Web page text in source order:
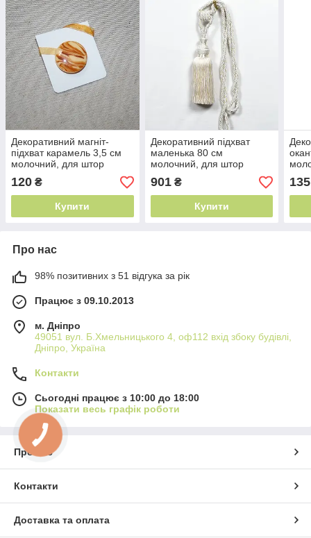
Декоративний магніт-
підхват карамель 3,5 см
молочний, для штор
120 ₴
Купити
Декоративний підхват
маленька 80 см
молочний, для штор
901₴
Купити
135
Про нас
98% позитивних з 51 відгука за рік
Працює з 09.10.2013
м. Дніпро
49051 вул. Б.Хмельницького 4, оф112 вхід збоку будівлі,
Дніпро, Україна
Контакти
Сьогодні працює з 10:00 до 18:00
Показати весь графік роботи
Про нас
Контакти
Доставка та оплата